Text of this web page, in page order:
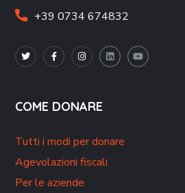
+39 0734 674832
COME DONARE
Tutti i modi per donare
Agevolazioni fiscali
Per le aziende